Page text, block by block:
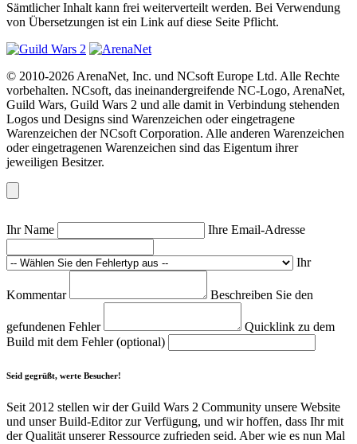
Sämtlicher Inhalt kann frei weiterverteilt werden. Bei Verwendung
von Übersetzungen ist ein Link auf diese Seite Pflicht.
© 2010-2026 ArenaNet, Inc. und NCsoft Europe Ltd. Alle Rechte
vorbehalten. NCsoft, das ineinandergreifende NC-Logo, ArenaNet,
Guild Wars, Guild Wars 2 und alle damit in Verbindung stehenden
Logos und Designs sind Warenzeichen oder eingetragene
Warenzeichen der NCsoft Corporation. Alle anderen Warenzeichen
oder eingetragenen Warenzeichen sind das Eigentum ihrer
jeweiligen Besitzer.
Ihr Name Ihre Email-Adresse
Ihr
Kommentar Beschreiben Sie den
gefundenen Fehler
Quicklink zu dem
Build mit dem Fehler (optional)
Seid gegrüßt, werte Besucher!
Seit 2012 stellen wir der Guild Wars 2 Community unsere Website
und unser Build-Editor zur Verfügung, und wir hoffen, dass Ihr mit
der Qualität unserer Ressource zufrieden seid. Aber wie es nun Mal